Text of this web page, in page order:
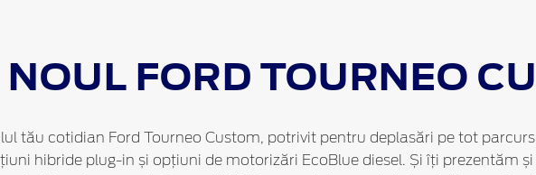
NOUL FORDTOURNEO
tău cotidian Ford Tourneo Custom, potrivit pentru deplasări pe tot
hibride plug-in și opțiuni de motorizări EcoBlue diesel. Și îți prezentăm